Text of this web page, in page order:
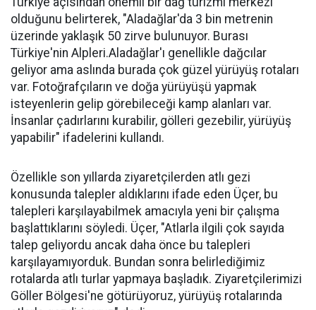
olduğunu belirterek, "Aladağlar'da 3 bin metrenin
üzerinde yaklaşık 50 zirve bulunuyor. Burası
Türkiye'nin Alpleri.Aladağlar'ı genellikle dağcılar
geliyor ama aslında burada çok güzel yürüyüş rotaları
var. Fotoğrafçıların ve doğa yürüyüşü yapmak
isteyenlerin gelip görebileceği kamp alanları var.
İnsanlar çadırlarını kurabilir, gölleri gezebilir, yürüyüş
yapabilir" ifadelerini kullandı.
Özellikle son yıllarda ziyaretçilerden atlı gezi
konusunda talepler aldıklarını ifade eden Üçer, bu
talepleri karşılayabilmek amacıyla yeni bir çalışma
başlattıklarını söyledi. Üçer, "Atlarla ilgili çok sayıda
talep geliyordu ancak daha önce bu talepleri
karşılayamıyorduk. Bundan sonra belirlediğimiz
rotalarda atlı turlar yapmaya başladık. Ziyaretçilerimizi
Göller Bölgesi'ne götürüyoruz, yürüyüş rotalarında